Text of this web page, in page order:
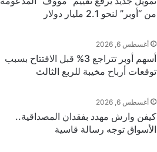
من “أوبر” لنحو 2.1 مليار دولار
أغسطس 6, 2026
أسهم أوبر تتراجع 3% قبل الافتتاح بسبب
توقعات أرباح مخيبة للربع الثالث
أغسطس 6, 2026
كيفن وارش مهدد بفقدان المصداقية..
الأسواق توجه رسالة قاسية